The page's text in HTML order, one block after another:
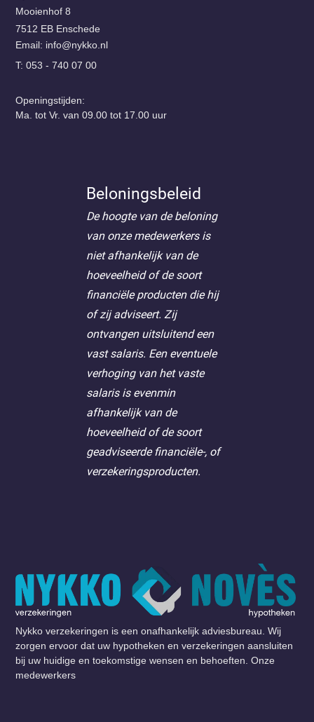
Nykko verzekeringen is een onafhankelijk adviesbureau. Wij
zorgen ervoor dat uw hypotheken en verzekeringen aansluiten
bij uw huidige en toekomstige wensen en behoeften. Onze
medewerkers
Beloningsbeleid
De hoogte van de beloning
van onze medewerkers is
niet afhankelijk van de
hoeveelheid of de soort
financiële producten die hij
of zij adviseert. Zij
ontvangen uitsluitend een
vast salaris. Een eventuele
verhoging van het vaste
salaris is evenmin
afhankelijk van de
hoeveelheid of de soort
geadviseerde financiële-, of
verzekeringsproducten.
Mooienhof 8
7512 EB Enschede
Email:
ln.okkyn
@ofni
T: 053 - 740 07 00
Openingstijden:
Ma. tot Vr. van 09.00 tot 17.00 uur